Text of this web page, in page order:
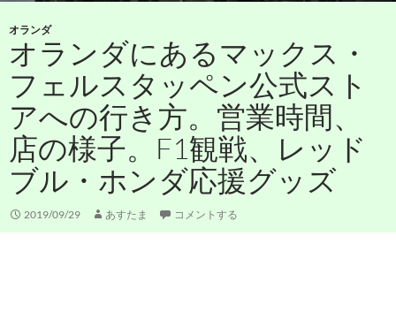
オランダ
オランダにあるマックス・
フェルスタッペン公式スト
アへの行き方。営業時間、
店の様子。F1観戦、レッド
ブル・ホンダ応援グッズ
2019/09/29 あすたま コメントする